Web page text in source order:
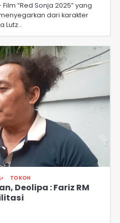
“Red Sonja 2025” yang
dari karakter
Lutz…
TOKOH
Deolipa : Fariz RM